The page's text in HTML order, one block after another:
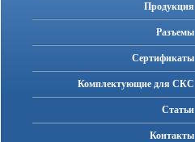
Продукция
Разъемы
Cертификаты
Комплектующие для СКС
Статьи
Контакты